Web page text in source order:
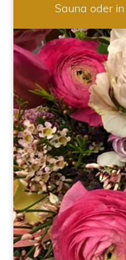
Sauna oder